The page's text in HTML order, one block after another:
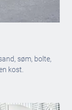
søm, bolte,
kost.